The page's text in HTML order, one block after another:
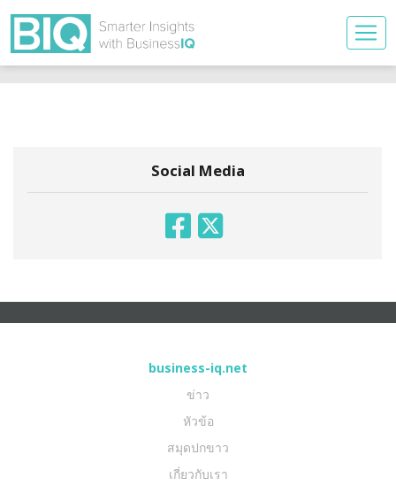
Social Media
business-iq.net
ข่าว
หัวข้อ
สมุดปกขาว
เกี่ยวกับเรา